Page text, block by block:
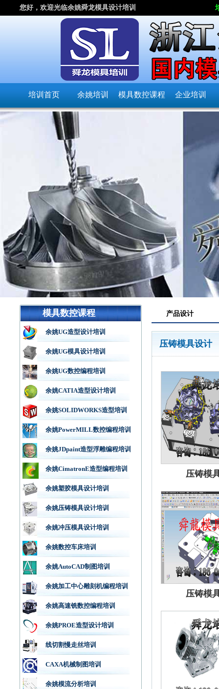
您好，欢迎光临余姚舜龙模具设计培训
培训首页 余姚培训 模具数控课程 企业培训
模具数控课程
余姚UG造型设计培训
余姚UG模具设计培训
余姚UG数控编程培训
余姚CATIA造型设计培训
余姚SOLIDWORKS造型培训
余姚PowerMILL数控编程培训
余姚JDpaint造型浮雕编程培训
余姚CimatronE造型编程培训
余姚塑胶模具设计培训
余姚压铸模具设计培训
余姚冲压模具设计培训
余姚数控车床培训
余姚AutoCAD制图培训
余姚加工中心雕刻机编程培训
余姚高速铣数控编程培训
余姚PROE造型设计培训
线切割慢走丝培训
CAXA机械制图培训
余姚模流分析培训
产品设计
压铸模具设计
压铸模
压铸模